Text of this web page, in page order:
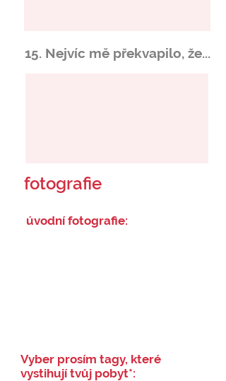
15. Nejvíc mě překvapilo, že...
fotografie
úvodní fotografie:
Vyber prosím tagy, které
vystihují tvůj pobyt*: